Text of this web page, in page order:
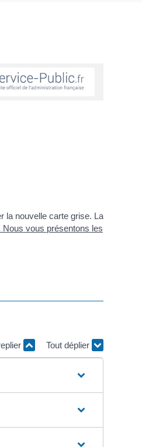
la nouvelle carte grise. La
vous présentons les
Tout déplier